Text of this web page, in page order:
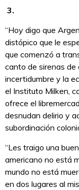
3.
“Hoy digo que
distópico que le
que comenzó a
canto de sirenas de
incertidumbre y la
el Instituto Milken,
ofrece el
desnudan delirio y
subordinación
“Les traigo una
americano no está
mundo no está
en dos lugares al